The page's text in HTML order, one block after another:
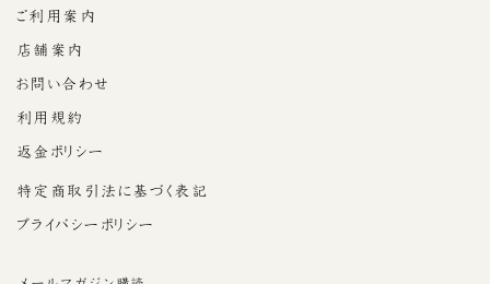
ご利用案内
店舗案内
お問い合わせ
利用規約
返金ポリシー
特定商取引法に基づく表記
プライバシーポリシー